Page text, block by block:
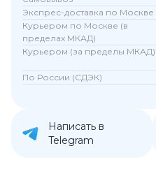
Экспрес-доставка по Москве
Курьером по Москве (в
пределах МКАД)
Курьером (за пределы МКАД)
По России (СДЭК)
Написать в
Telegram